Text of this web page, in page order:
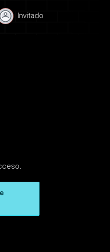
Invitado